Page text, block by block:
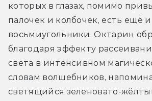
которых в глазах, помимо
палочек и колбочек, есть ещё и
восьмиугольники. Октарин
благодаря эффекту
света в интенсивном
словам волшебников,
светящийся зеленовато-